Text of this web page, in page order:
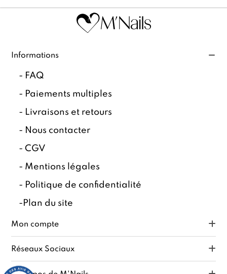
Informations
- FAQ
- Paiements multiples
- Livraisons et retours
- Nous contacter
-CGV
- Mentions légales
- Politique de confidentialité
- Plan du site
Mon compte
Réseaux Sociaux